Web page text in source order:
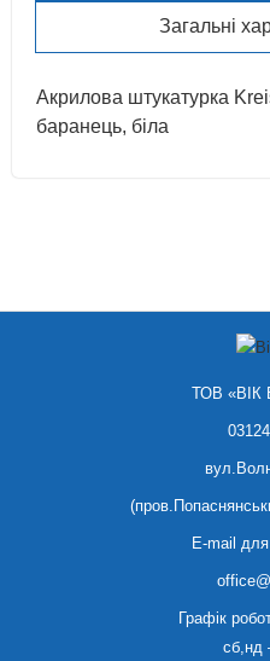
Загальні
Акрилова штукатурка
баранець, біла
ТОВ «ВІК
E-mail
Графік
сб,нд